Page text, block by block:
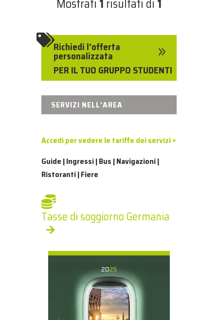
Mostrati 1 risultati di 1
Richiedi l'offerta
personalizzata
PER IL TUO GRUPPO STUDENTI
9
SERVIZI NELL'AREA
Accedi per vedere le tariffe dei servizi »
Guide | Ingressi | Bus | Navigazioni |
Ristoranti | Fiere
Tasse di soggiorno Germania